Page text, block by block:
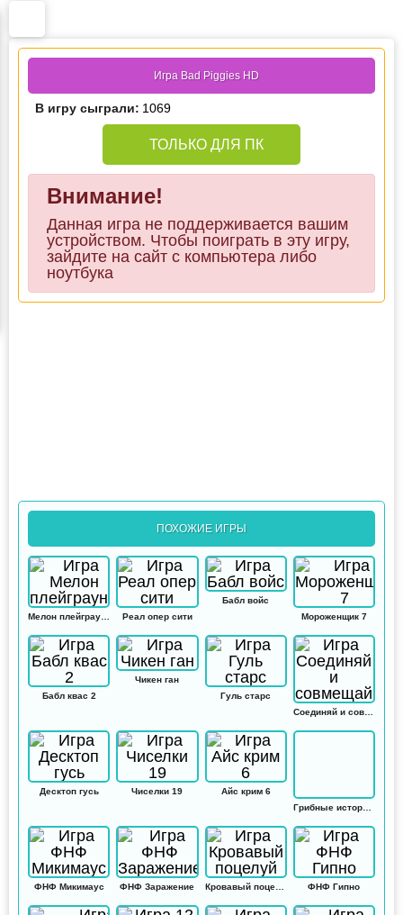
Игра Bad Piggies HD
В игру сыграли: 1069
ТОЛЬКО ДЛЯ ПК
Внимание!
Данная игра не поддерживается вашим
устройством. Чтобы поиграть в эту игру,
зайдите на сайт с компьютера либо
ноутбука
ПОХОЖИЕ ИГРЫ
Реал опер сити
Бабл войс
Мороженщик 7
Бабл квас 2
Чикен ган
Гуль старс
Соединяй и совмещай
Десктоп гусь Чиселки 19
Айс крим 6
Грибные истории: Кликер
ФНФ Микимаус ФНФ Заражение Кровавый поцелуй ФНФ Гипно